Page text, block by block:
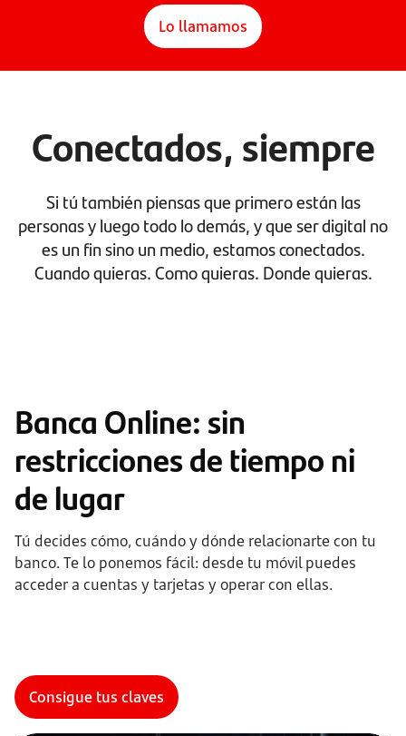
Lo llamamos
Conectados, siempre
Si tú también piensas que primero están las
personas y luego todo lo demás, y que ser digital no
es un fin sino un medio, estamos conectados.
Cuando quieras. Como quieras. Donde quieras.
Banca Online: sin
restricciones de tiempo ni
de lugar
Tú decides cómo, cuándo y dónde relacionarte con tu
banco. Te lo ponemos fácil: desde tu móvil puedes
acceder a cuentas y tarjetas y operar con ellas.
Consigue tus claves